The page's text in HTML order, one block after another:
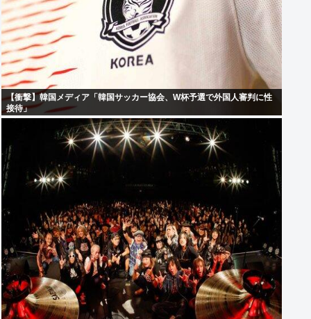
【衝撃】韓国メディア「韓国サッカー協会、W杯予選で外国人審判に性
接待」